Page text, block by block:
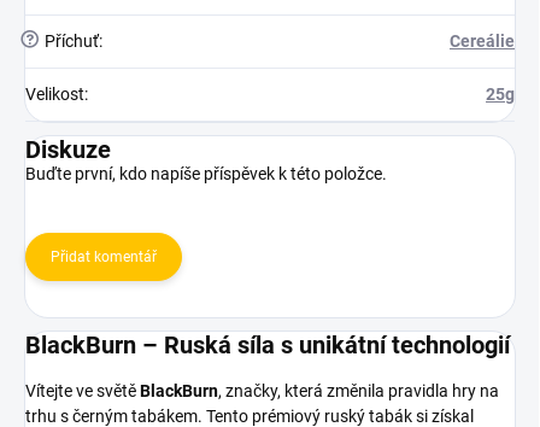
? Příchuť: Cereálie
Velikost: 25g
Diskuze
Buďte první, kdo napíše příspěvek k této položce.
Přidat komentář
BlackBurn – Ruská síla s unikátní technologií
Vítejte ve světěBlackBurn, značky, která změnila pravidla hry na
trhu s černým tabákem. Tento prémiový ruský tabák si získal